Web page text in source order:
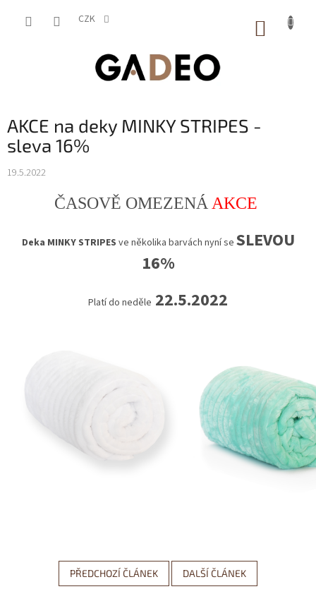
CZK
AKCE na deky MINKY STRIPES -
sleva 16%
19.5.2022
ČASOVĚ OMEZENÁ AKCE
Deka MINKY STRIPES ve několika barvách nyní se SLEVOU
16%
Platí do neděle 22.5.2022
PŘEDCHOZÍ ČLÁNEK DALŠÍ ČLÁNEK